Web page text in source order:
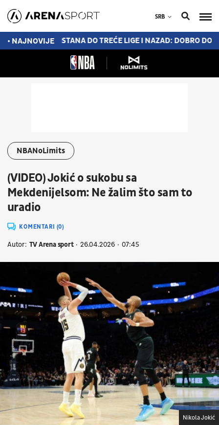
SRB
• NAJNOVIJE
MAKAJA I TRISTANA DO TREĆE LIGE I NAZAD: DOBRO
NBANoLimits
(VIDEO) Jokić o sukobu sa
Mekdenijelsom: Ne žalim što sam to
uradio
KOMENTARI (0)
Autor: TV Arena sport 26.04.2026 07:45
Nikola Jokić